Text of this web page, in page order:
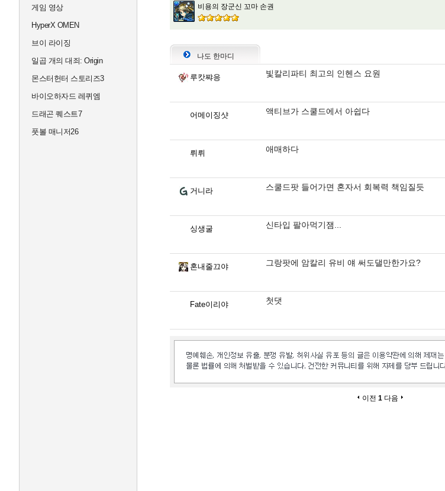
게임 영상
HyperX OMEN
브이 라이징
일곱 개의 대죄: Origin
몬스터헌터 스토리즈3
바이오하자드 레퀴엠
드래곤 퀘스트7
풋볼 매니저26
비용의 장군신 꼬마 손권
나도 한마디
루캇쨔응 빛칼리파티 최고의 인헨스 요원
어메이징샷 액티브가 스쿨드에서 아쉽다
뤼뤼 애매하다
거니라 스쿨드팟 들어가면 혼자서 회복력 책임질듯
싱생굴 신타입 팔아먹기잼...
혼내줄끄야 그랑팟에 암칼리 유비 얘 써도댈만한가요?
Fate이리야 첫댓
이전 1 다음